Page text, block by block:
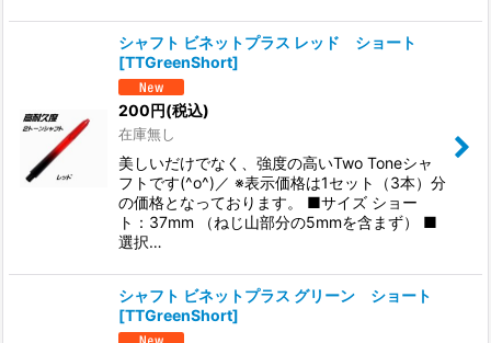
シャフト ビネットプラス レッド ショート
[TTGreenShort]
200円(税込)
在庫無し
美しいだけでなく、強度の高いTwo Toneシャ
フトです(^o^)／ ※表示価格は1セット（3本）分
の価格となっております。 ■サイズ ショー
ト：37mm （ねじ山部分の5mmを含まず） ■
選択…
シャフト ビネットプラス グリーン ショート
[TTGreenShort]